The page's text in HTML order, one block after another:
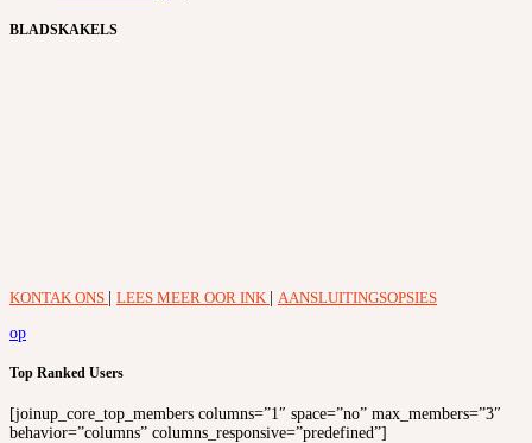
BLADSKAKELS
KONTAK ONS LEES MEER OOR INK
AANSLUITINGSOPSIES
op
Top Ranked Users
[joinup_core_top_members columns=”1″ space=”no” max_members=”3″
behavior=”columns” columns_responsive=”predefined”]